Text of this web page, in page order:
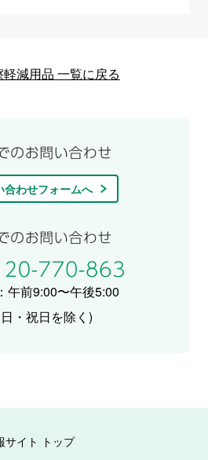
減用品 一覧に戻る
合わせフォームへ
午前9:00〜午後5:00
・祝日を除く)
サイト トップ